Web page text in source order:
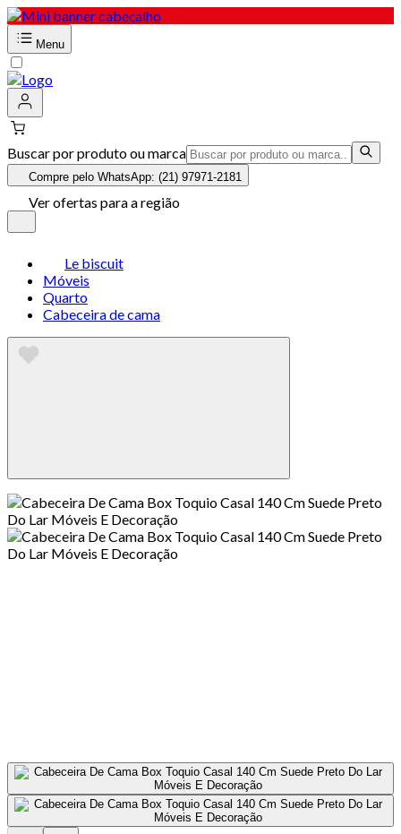
Menu
Buscar por produto ou marca
Compre pelo WhatsApp: (21) 97971-2181
Ver ofertas para a região
Le biscuit
Móveis
Quarto
Cabeceira de cama